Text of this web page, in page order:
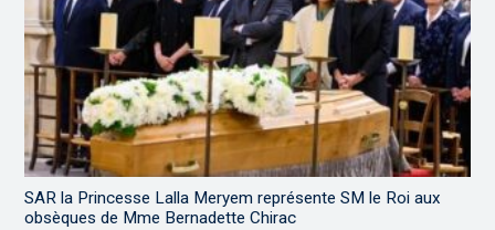
SAR la Princesse Lalla Meryem représente SM le Roi aux
obsèques de Mme Bernadette Chirac